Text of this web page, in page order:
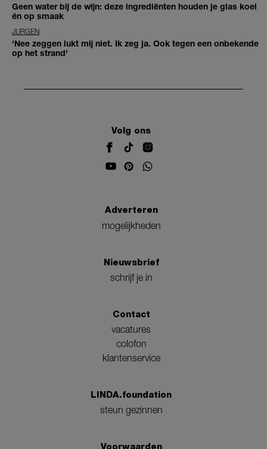
Geen water bij de wijn: deze ingrediënten houden je glas koel
én op smaak
JURGEN
'Nee zeggen lukt mij niet. Ik zeg ja. Ook tegen een onbekende
op het strand'
Volg ons
Adverteren
mogelijkheden
Nieuwsbrief
schrijf je in
Contact
vacatures
colofon
klantenservice
LINDA.foundation
steun gezinnen
Voorwaarden